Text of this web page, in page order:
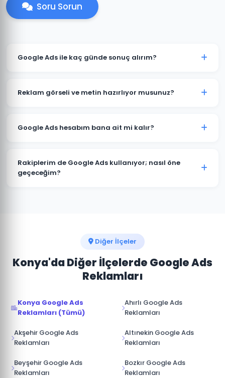
Soru Sorun
Google Ads ile kaç günde sonuç alırım?
kampanyası genellikle 7-14 gün içinde anlamlı trafik
Reklam görseli ve metin hazırlıyor musunuz?
görsel tasarımlar ve video reklamlar dahil tüm kreatif
Google Ads hesabım bana ait mi kalır?
müşterimize aittir. Ajans erişimi yönetici (admin)
seviyesinde değil, reklam yöneticisi seviyesinde
Rakiplerim de Google Ads kullanıyor; nasıl öne
geçeceğim?
yöneterek üstünlük sağlıyoruz.
Diğer İlçeler
Konya'da Diğer İlçelerde Google Ads
Reklamları
Konya Google Ads
Reklamları (Tümü)
Ahırlı Google Ads
Reklamları
Akşehir Google Ads
Reklamları
Altınekin Google Ads
Reklamları
Beyşehir Google Ads
Reklamları
Bozkır Google Ads
Reklamları